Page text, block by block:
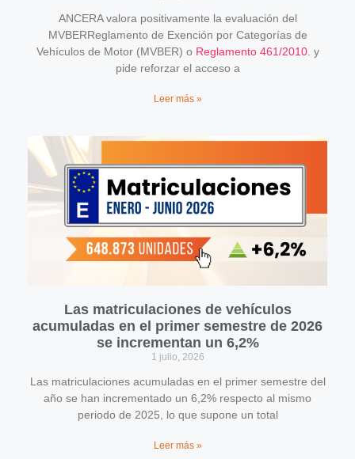
ANCERA valora positivamente la evaluación del
MVBERReglamento de Exención por Categorías de
Vehículos de Motor (MVBER) o Reglamento 461/2010. y
pide reforzar el acceso a
Leer más »
Las matriculaciones de vehículos
acumuladas en el primer semestre de 2026
se incrementan un 6,2%
1 julio, 2026
Las matriculaciones acumuladas en el primer semestre del
año se han incrementado un 6,2% respecto al mismo
periodo de 2025, lo que supone un total
Leer más »